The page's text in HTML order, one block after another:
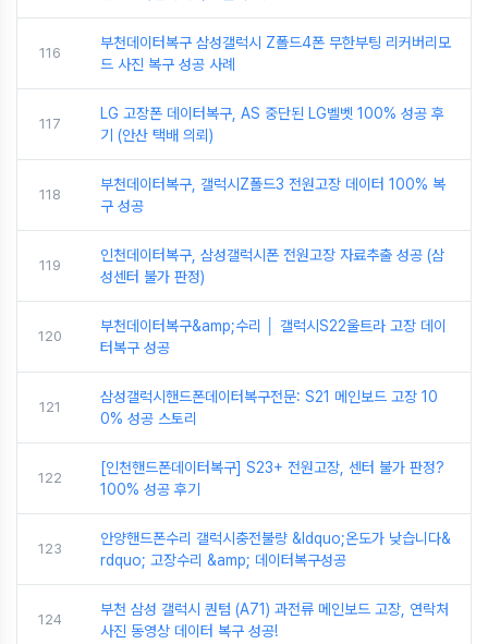
116
부천데이터복구 삼성갤럭시 Z폴드4폰 무한부팅 리커버리모
드 사진 복구 성공 사례
117
LG 고장폰 데이터복구, AS 중단된 LG벨벳 100% 성공 후
기 (안산 택배 의뢰)
118
부천데이터복구, 갤럭시Z폴드3 전원고장 데이터 100% 복
구 성공
119
인천데이터복구, 삼성갤럭시폰 전원고장 자료추출 성공 (삼
성센터 불가 판정)
120
부천데이터복구&amp;수리 │ 갤럭시S22울트라 고장 데이
터복구 성공
121
삼성갤럭시핸드폰데이터복구전문: S21 메인보드 고장 10
0% 성공 스토리
122
[인천핸드폰데이터복구] S23+ 전원고장, 센터 불가 판정?
100% 성공 후기
123
안양핸드폰수리 갤럭시충전불량 &ldquo;온도가 낮습니다&
rdquo; 고장수리 &amp; 데이터복구성공
124
부천 삼성 갤럭시 퀀텀 (A71) 과전류 메인보드 고장, 연락처
사진 동영상 데이터 복구 성공!